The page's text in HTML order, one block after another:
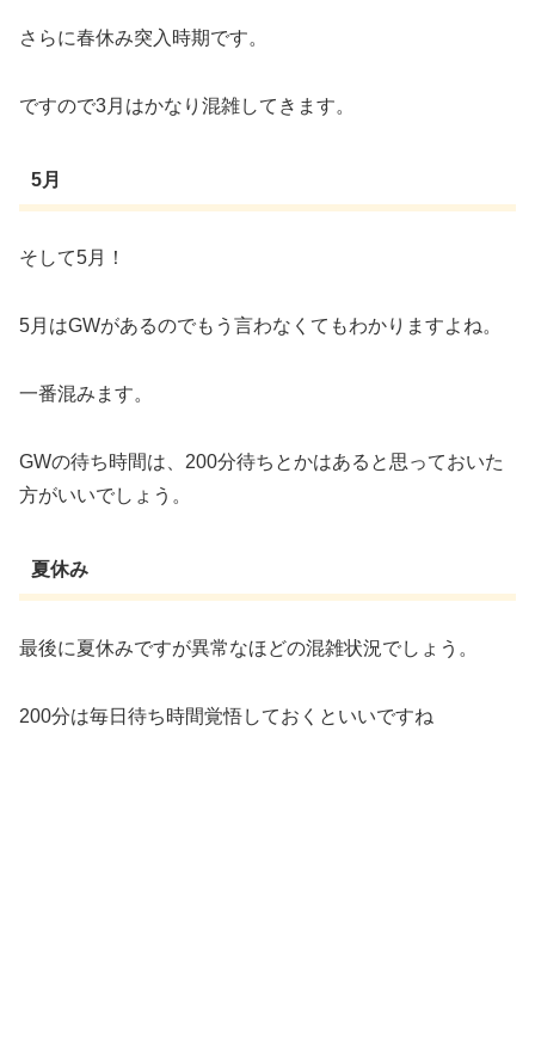
さらに春休み突入時期です。
ですので3月はかなり混雑してきます。
5月
そして5月！
5月はGWがあるのでもう言わなくてもわかりますよね。
一番混みます。
GWの待ち時間は、200分待ちとかはあると思っておいた
方がいいでしょう。
夏休み
最後に夏休みですが異常なほどの混雑状況でしょう。
200分は毎日待ち時間覚悟しておくといいですね